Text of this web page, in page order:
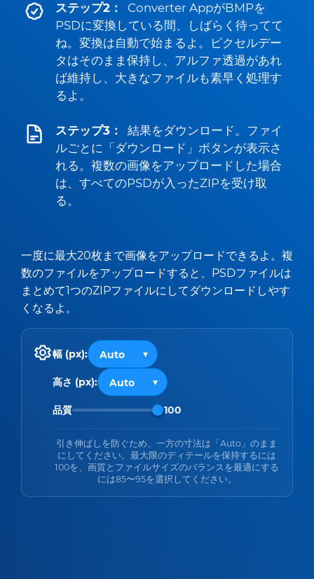
ステップ2：
Converter AppがBMPを
PSDに変換している間、しばらく待ってて
ね。変換は自動で始まるよ。ピクセルデー
タはそのまま保持し、アルファ透過があれ
ば維持し、大きなファイルも素早く処理す
るよ。
ステップ3：
結果をダウンロード。ファイ
ルごとに「ダウンロード」ボタンが表示さ
れる。複数の画像をアップロードした場合
は、すべてのPSDが入ったZIPを受け取
る。
一度に最大20枚まで画像をアップロードできるよ。複
数のファイルをアップロードすると、PSDファイルは
まとめて1つのZIPファイルにしてダウンロードしやす
くなるよ。
幅 (px):
高さ (px):
品質 100
引き伸ばしを防ぐため、一方の寸法は「Auto」のまま
にしてください。最大限のディテールを保持するには
100を、画質とファイルサイズのバランスを最適にする
には85〜95を選択してください。